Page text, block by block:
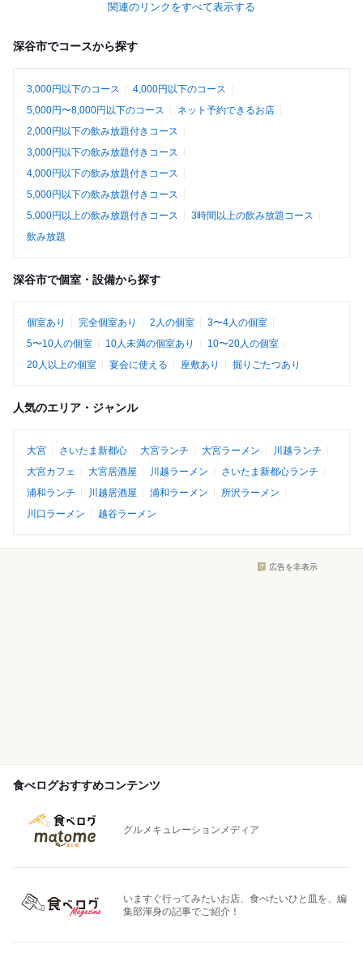
関連のリンクをすべて表示する
深谷市でコースから探す
3,000円以下のコース
4,000円以下のコース
5,000円〜8,000円以下のコース
ネット予約できるお店
2,000円以下の飲み放題付きコース
3,000円以下の飲み放題付きコース
4,000円以下の飲み放題付きコース
5,000円以下の飲み放題付きコース
5,000円以上の飲み放題付きコース
3時間以上の飲み放題コース
飲み放題
深谷市で個室・設備から探す
個室あり 完全個室あり 2人の個室
3〜4人の個室
5〜10人の個室
10人未満の個室あり
10〜20人の個室
20人以上の個室
宴会に使える 座敷あり 掘りごたつあり
人気のエリア・ジャンル
大宮 さいたま新都心 大宮ランチ 大宮ラーメン
川越ランチ
大宮カフェ
大宮居酒屋 川越ラーメン
さいたま新都心ランチ
浦和ランチ
川越居酒屋 浦和ラーメン
所沢ラーメン
川口ラーメン
越谷ラーメン
広告を非表示
食べログおすすめコンテンツ
グルメキュレーションメディア
いますぐ行ってみたいお店、食べたいひと皿を、編
集部渾身の記事でご紹介！